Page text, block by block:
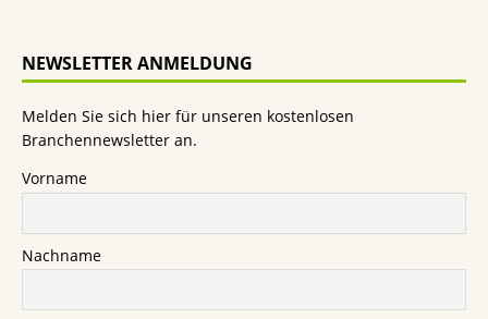
NEWSLETTER ANMELDUNG
Melden Sie sich hier für unseren kostenlosen
Branchennewsletter an.
Vorname
Nachname